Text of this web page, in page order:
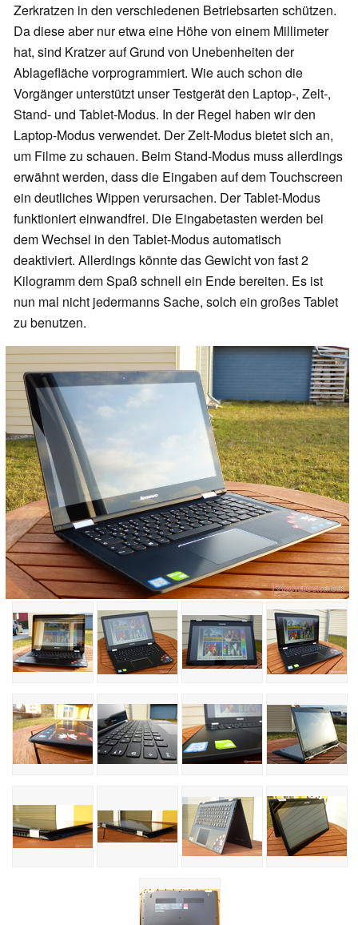
Zerkratzen in den verschiedenen Betriebsarten schützen.
Da diese aber nur etwa eine Höhe von einem Millimeter
hat, sind Kratzer auf Grund von Unebenheiten der
Ablagefläche vorprogrammiert. Wie auch schon die
Vorgänger unterstützt unser Testgerät den Laptop-, Zelt-,
Stand- und Tablet-Modus. In der Regel haben wir den
Laptop-Modus verwendet. Der Zelt-Modus bietet sich an,
um Filme zu schauen. Beim Stand-Modus muss allerdings
erwähnt werden, dass die Eingaben auf dem Touchscreen
ein deutliches Wippen verursachen. Der Tablet-Modus
funktioniert einwandfrei. Die Eingabetasten werden bei
dem Wechsel in den Tablet-Modus automatisch
deaktiviert. Allerdings könnte das Gewicht von fast 2
Kilogramm dem Spaß schnell ein Ende bereiten. Es ist
nun mal nicht jedermanns Sache, solch ein großes Tablet
zu benutzen.